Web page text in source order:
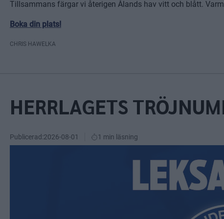
Tillsammans färgar vi återigen Ålands hav vitt och blått.
Boka din plats!
CHRIS HAWELKA
HERRLAGETS
Publicerad:2026-08-01 1 min läsning